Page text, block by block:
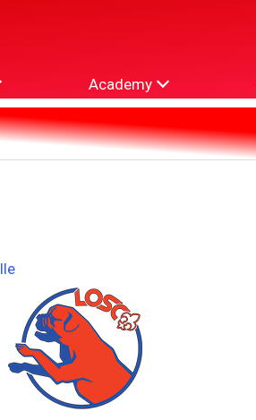
Academy